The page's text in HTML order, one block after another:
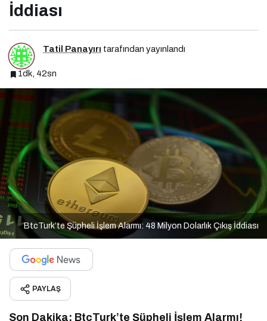
İddiası
Tatil Panayırı tarafından yayınlandı
1dk, 42sn
BtcTurk’te Şüpheli İşlem Alarmı: 48 Milyon Dolarlık Çıkış İddiası
PAYLAŞ
Son Dakika: BtcTurk’te Şüpheli İşlem Alarmı!